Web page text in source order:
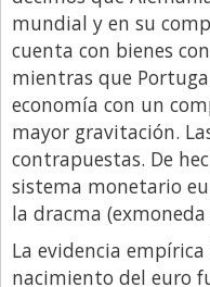
mundial y en su
cuenta con bienes
mientras que
economía con un
mayor gravitación.
contrapuestas. De
sistema monetario
la dracma (exmoneda
La evidencia
nacimiento del euro